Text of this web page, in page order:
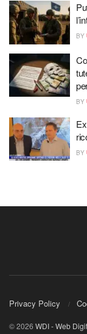
BY
BY
BY
Privacy Policy
© 2026 WDI - Web